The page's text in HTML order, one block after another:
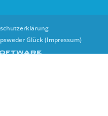
Glück (Impressum)